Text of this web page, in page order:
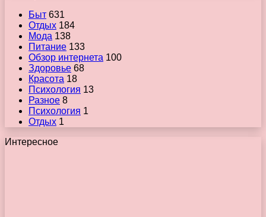
Быт 631
Отдых 184
Мода 138
Питание 133
Обзор интернета 100
Здоровье 68
Красота 18
Психология 13
Разное 8
Психология 1
Отдых 1
Интересное